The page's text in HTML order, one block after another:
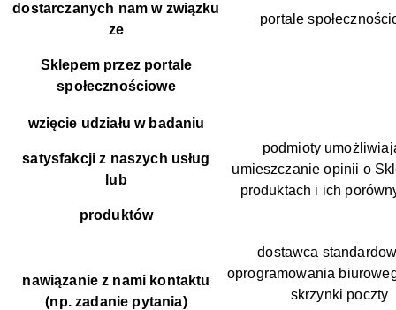
dostarczanych nam w związku
ze
Sklepem przez portale
społecznościowe
portale
wzięcie udziału w badaniu
satysfakcji z naszych usług
lub
produktów
podmioty
umieszczanie opinii o
produktach i ich
nawiązanie z nami kontaktu
(np. zadanie pytania)
dostawca
oprogramowania
skrzynki poczty